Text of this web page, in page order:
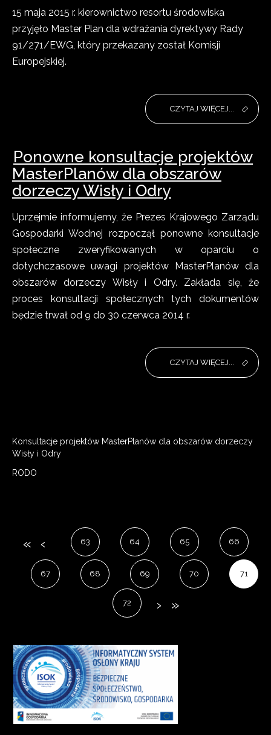
15 maja 2015 r. kierownictwo resortu środowiska
przyjęło Master Plan dla wdrażania dyrektywy Rady
91/271/EWG, który przekazany został Komisji
Europejskiej.
CZYTAJ WIĘCEJ...
Ponowne konsultacje projektów
MasterPlanów dla obszarów
dorzeczy Wisły i Odry
Uprzejmie informujemy, że Prezes Krajowego Zarządu
Gospodarki Wodnej rozpoczął ponowne konsultacje
społeczne zweryfikowanych w oparciu o
dotychczasowe uwagi projektów MasterPlanów dla
obszarów dorzeczy Wisły i Odry. Zakłada się, że
proces konsultacji społecznych tych dokumentów
będzie trwał od 9 do 30 czerwca 2014 r.
CZYTAJ WIĘCEJ...
Konsultacje projektów MasterPlanów dla obszarów dorzeczy
Wisły i Odry
RODO
63 64 65 66
67 68 69 70 71
72